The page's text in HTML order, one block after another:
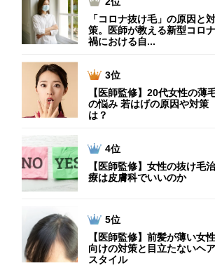
「コロナ抜け毛」の原因と対
策。医師が教える新型コロナ
禍における自...
3位
【医師監修】20代女性の薄
の悩み 若はげの原因や対策
は？
4位
【医師監修】女性の抜け毛治
療は皮膚科でいいのか
5位
【医師監修】前髪が薄い女性
向けの対策と目立たないヘア
スタイル